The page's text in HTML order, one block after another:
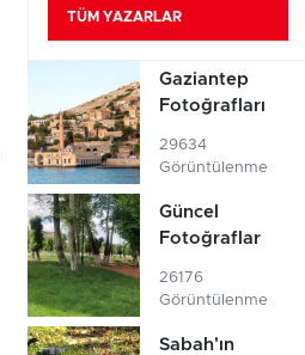
TÜM YAZARLAR
Gaziantep
Fotoğrafları
29634
Görüntülenme
Güncel
Fotoğraflar
26176
Görüntülenme
Sabah'ın